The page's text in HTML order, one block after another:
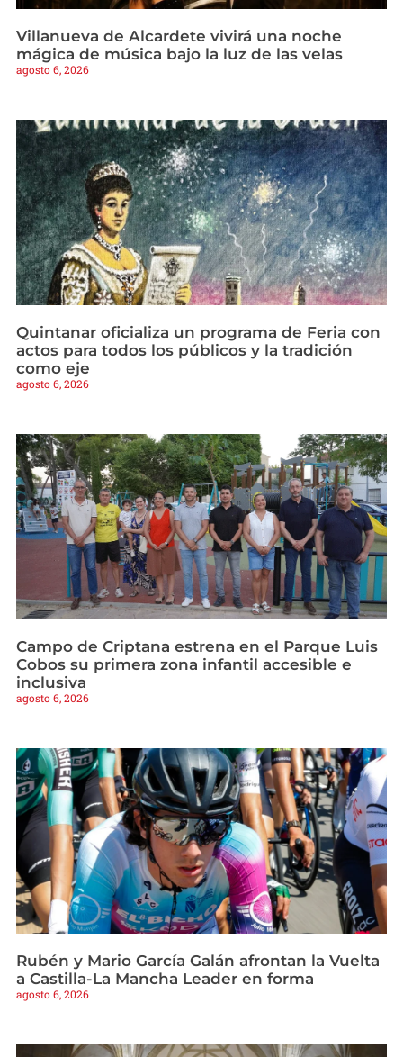
Villanueva de Alcardete vivirá una noche
mágica de música bajo la luz de las velas
agosto 6, 2026
Quintanar oficializa un programa de Feria con
actos para todos los públicos y la tradición
como eje
agosto 6, 2026
Campo de Criptana estrena en el Parque Luis
Cobos su primera zona infantil accesible e
inclusiva
agosto 6, 2026
Rubén y Mario García Galán afrontan la Vuelta
a Castilla-La Mancha Leader en forma
agosto 6, 2026